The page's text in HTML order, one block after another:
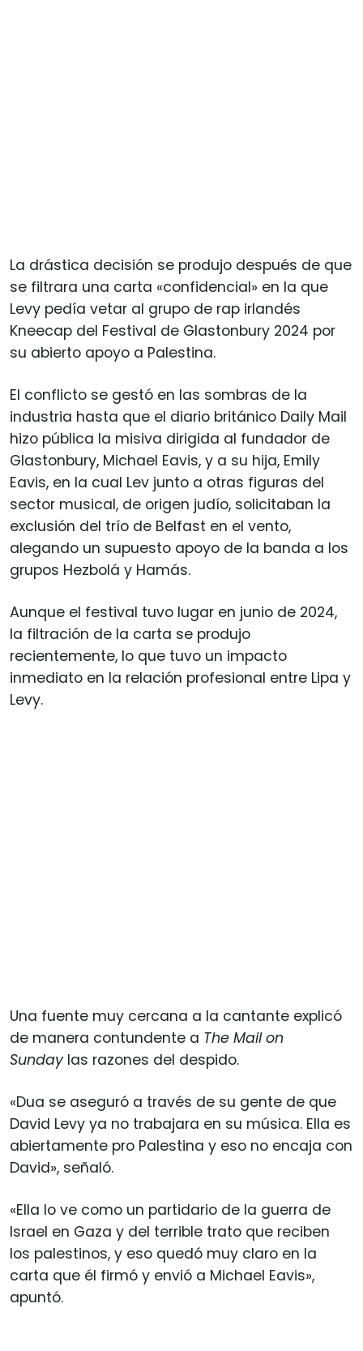
La drástica decisión se produjo después de que
se filtrara una carta «confidencial» en la que
Levy pedía vetar al grupo de rap irlandés
Kneecap del Festival de Glastonbury 2024 por
su abierto apoyo a Palestina.
El conflicto se gestó en las sombras de la
industria hasta que el diario británico Daily Mail
hizo pública la misiva dirigida al fundador de
Glastonbury, Michael Eavis, y a su hija, Emily
Eavis, en la cual Lev junto a otras figuras del
sector musical, de origen judío, solicitaban la
exclusión del trío de Belfast en el vento,
alegando un supuesto apoyo de la banda a los
grupos Hezbolá y Hamás.
Aunque el festival tuvo lugar en junio de 2024,
la filtración de la carta se produjo
recientemente, lo que tuvo un impacto
inmediato en la relación profesional entre Lipa y
Levy.
Una fuente muy cercana a la cantante explicó
de manera contundente a The Mail on
Sundaylas razones del despido.
«Dua se aseguró a través de su gente de que
David Levy ya no trabajara en su música. Ella es
abiertamente pro Palestina y eso no encaja con
David», señaló.
«Ella lo ve como un partidario de la guerra de
Israel en Gaza y del terrible trato que reciben
los palestinos, y eso quedó muy claro en la
carta que él firmó y envió a Michael Eavis»,
apuntó.